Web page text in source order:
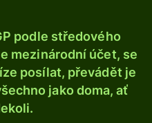
podle středového
mezinárodní účet, se
posílat, převádět je
jako doma, ať